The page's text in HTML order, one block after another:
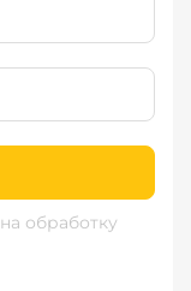
на обработку